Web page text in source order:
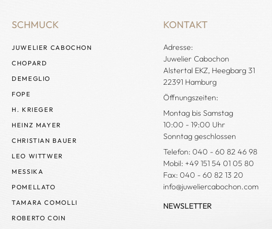
SCHMUCK
JUWELIER CABOCHON
CHOPARD
DEMEGLIO
FOPE
H. KRIEGER
HEINZ MAYER
CHRISTIAN BAUER
LEO WITTWER
MESSIKA
POMELLATO
TAMARA COMOLLI
ROBERTO COIN
KONTAKT
Adresse:
Juwelier Cabochon
Alstertal EKZ, Heegbarg 31
22391 Hamburg
Öffnungszeiten:
Montag bis Samstag
10:00 - 19:00 Uhr
Sonntag geschlossen
Telefon: 040 - 60 82 46 98
Mobil: +49 151 54 01 05 80
Fax: 040 - 60 82 13 20
info@juweliercabochon.com
NEWSLETTER